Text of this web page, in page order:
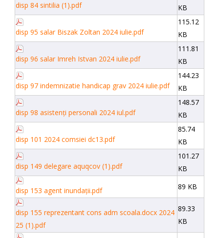
disp 84 sintilia (1).pdf
KB
disp 95 salar Biszak Zoltan 2024 iulie.pdf
115.12
KB
disp 96 salar Imreh Istvan 2024 iulie.pdf
111.81
KB
disp 97 indemnizatie handicap grav 2024 iulie.pdf
144.23
KB
disp 98 asistenți personali 2024 iul.pdf
148.57
KB
disp 101 2024 comsiei dc13.pdf
85.74
KB
disp 149 delegare aquqcov (1).pdf
101.27
KB
disp 153 agent inundații.pdf 89 KB
disp 155 reprezentant cons adm scoala.docx 2024
25 (1).pdf
89.33
KB